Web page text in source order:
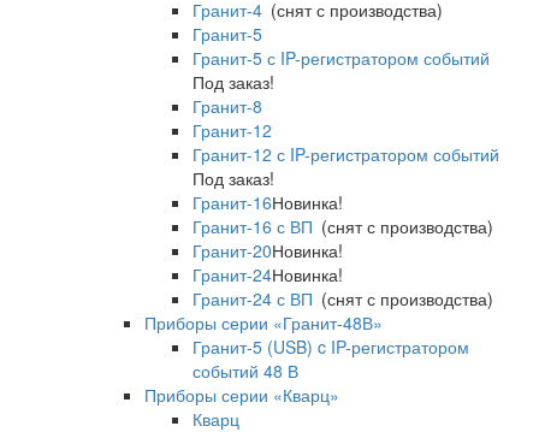
Гранит-4 (снят с производства)
Гранит-5
Гранит-5 с IP-регистратором событий
Под заказ!
Гранит-8
Гранит-12
Гранит-12 с IP-регистратором событий
Под заказ!
Гранит-16Новинка!
Гранит-16 с ВП (снят с производства)
Гранит-20Новинка!
Гранит-24Новинка!
Гранит-24 с ВП (снят с производства)
Приборы серии «Гранит-48В»
Гранит-5 (USB) c IP-регистратором
событий 48 В
Приборы серии «Кварц»
Кварц